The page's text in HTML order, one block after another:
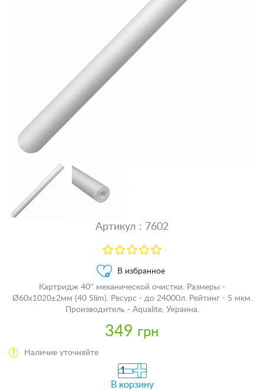
Артикул : 7602
В избранное
Картридж 40'' механической очистки. Размеры -
Ø60x1020±2мм (40 Slim). Ресурс - до 24000л. Рейтинг - 5 мкм.
Производитель - Aqualite, Украина.
349 грн
Наличие уточняйте
В корзину